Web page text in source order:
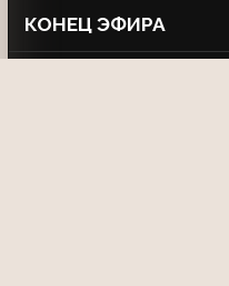
КОНЕЦ ЭФИРА